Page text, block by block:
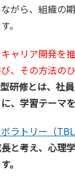
がら、組織の
。
ャリア開発を
、その方法の
研修とは、社
、学習テーマ
ラトリー（TBL
と考え、心理
。